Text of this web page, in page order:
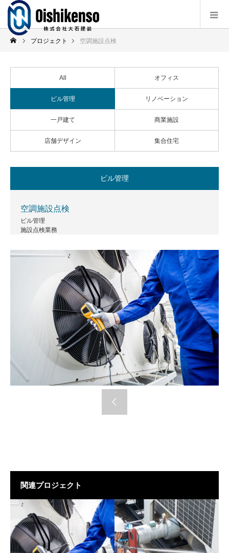
プロジェクト 空調施設点検
All オフィス
ビル管理 リノベーション
一戸建て 商業施設
店舗デザイン 集合住宅
ビル管理
空調施設点検
ビル管理
施設点検業務
関連プロジェクト